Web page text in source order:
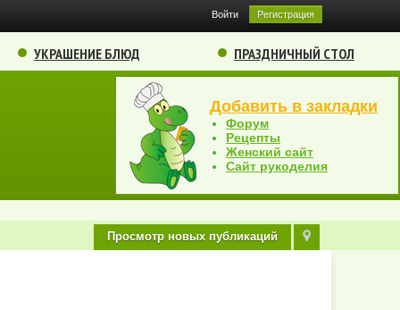
Войти Регистрация
УКРАШЕНИЕ БЛЮД ПРАЗДНИЧНЫЙ СТОЛ
Добавить в закладки
Форум
Рецепты
Женский сайт
Сайт рукоделия
Просмотр новых публикаций